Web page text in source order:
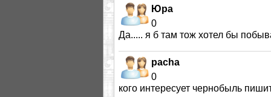
Юра
0
Да..... я б там тож хотел бы
pacha
0
кого интересует чернобыль